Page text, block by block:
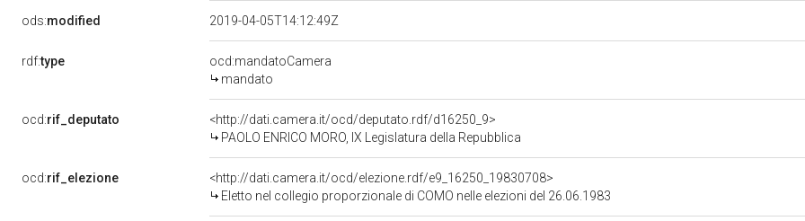
ods:modified 2019-04-05T14:12:49Z
rdf:type
ocd:mandatoCamera
mandato
ocd:rif_deputato
<http://dati.camera.it/ocd/deputato.rdf/d16250_9>
PAOLO ENRICO MORO, IX Legislatura della Repubblica
ocd:rif_elezione
<http://dati.camera.it/ocd/elezione.rdf/e9_16250_19830708>
Eletto nel collegio proporzionale di COMO nelle elezioni del 26.06.1983